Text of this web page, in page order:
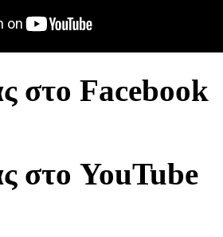
στο Facebook
στο YouTube